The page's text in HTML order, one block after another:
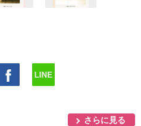
さらに見る